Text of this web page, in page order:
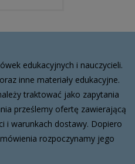
edukacyjnych i nauczycieli.
inne materiały edukacyjne.
traktować jako zapytania
prześlemy ofertę zawierającą
i warunkach dostawy. Dopiero
rozpoczynamy jego